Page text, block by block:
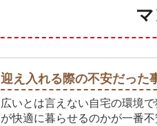
迎え入れる際の不安だった
広いとは言えない自宅の環境
が快適に暮らせるのかが一番